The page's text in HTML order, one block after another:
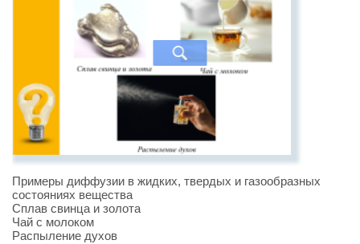
Примеры диффузии в жидких, твердых и газообразных
состояниях вещества
Сплав свинца и золота
Чай с молоком
Распыление духов